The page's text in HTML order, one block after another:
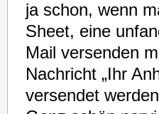
ja schon, wenn
Sheet, eine
Mail versenden
Nachricht „Ihr
versendet